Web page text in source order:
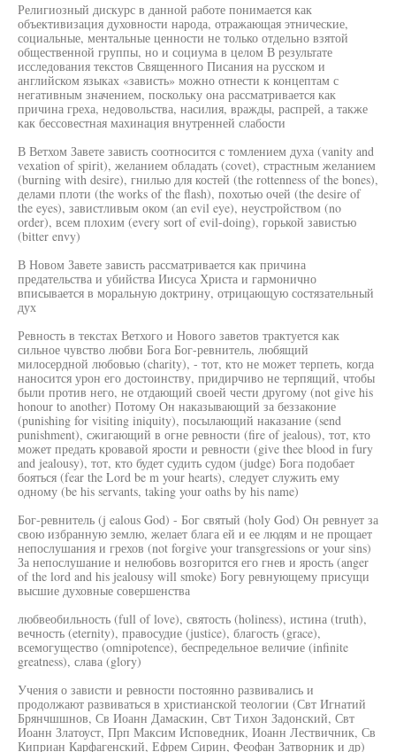
Религиозный дискурс в данной работе понимается как
объективизация духовности народа, отражающая этнические,
социальные, ментальные ценности не только отдельно взятой
общественной группы, но и социума в целом В результате
исследования текстов Священного Писания на русском и
английском языках «зависть» можно отнести к концептам с
негативным значением, поскольку она рассматривается как
причина греха, недовольства, насилия, вражды, распрей, а также
как бессовестная махинация внутренней слабости
В Ветхом Завете зависть соотносится с томлением духа (vanity and
vexation of spirit), желанием обладать (covet), страстным желанием
(burning with desire), гнилью для костей (the rottenness of the bones),
делами плоти (the works of the flash), похотью очей (the desire of
the eyes), завистливым оком (an evil eye), неустройством (no
order), всем плохим (every sort of evil-doing), горькой завистью
(bitter envy)
В Новом Завете зависть рассматривается как причина
предательства и убийства Иисуса Христа и гармонично
вписывается в моральную доктрину, отрицающую состязательный
дух
Ревность в текстах Ветхого и Нового заветов трактуется как
сильное чувство любви Бога Бог-ревнитель, любящий
милосердной любовью (charity), - тот, кто не может терпеть, когда
наносится урон его достоинству, придирчиво не терпящий, чтобы
были против него, не отдающий своей чести другому (not give his
honour to another) Потому Он наказывающий за беззаконие
(punishing for visiting iniquity), посылающий наказание (send
punishment), сжигающий в огне ревности (fire of jealous), тот, кто
может предать кровавой ярости и ревности (give thee blood in fury
and jealousy), тот, кто будет судить судом (judge) Бога подобает
бояться (fear the Lord be m your hearts), следует служить ему
одному (be his servants, taking your oaths by his name)
Бог-ревнитель (j ealous God) - Бог святый (holy God) Он ревнует за
свою избранную землю, желает блага ей и ее людям и не прощает
непослушания и грехов (not forgive your transgressions or your sins)
За непослушание и нелюбовь возгорится его гнев и ярость (anger
of the lord and his jealousy will smoke) Богу ревнующему присущи
высшие духовные совершенства
любвеобильность (full of love), святость (holiness), истина (truth),
вечность (eternity), правосудие (justice), благость (grace),
всемогущество (omnipotence), беспредельное величие (infinite
greatness), слава (glory)
Учения о зависти и ревности постоянно развивались и
продолжают развиваться в христианской теологии (Свт Игнатий
Брянчшшнов, Св Иоанн Дамаскин, Свт Тихон Задонский, Свт
Иоанн Златоуст, Прп Максим Исповедник, Иоанн Лествичник, Св
Киприан Карфагенский, Ефрем Сирин, Феофан Затворник и др)